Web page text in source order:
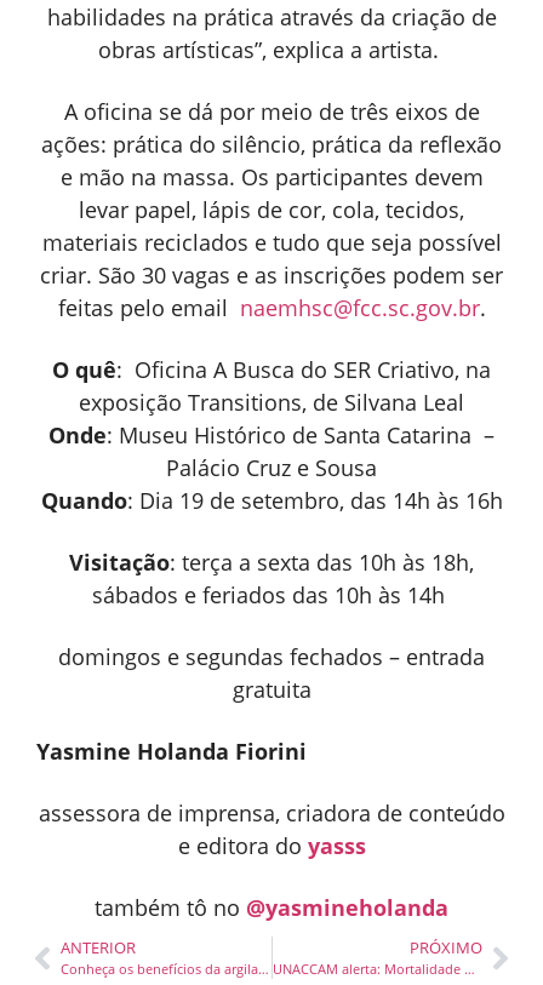
habilidades na prática através da criação de
obras artísticas”, explica a artista.
A oficina se dá por meio de três eixos de
ações: prática do silêncio, prática da reflexão
e mão na massa. Os participantes devem
levar papel, lápis de cor, cola, tecidos,
materiais reciclados e tudo que seja possível
criar. São 30 vagas e as inscrições podem ser
feitas pelo email naemhsc@fcc.sc.gov.br.
O quê: Oficina A Busca do SER Criativo, na
exposição Transitions, de Silvana Leal
Onde: Museu Histórico de Santa Catarina –
Palácio Cruz e Sousa
Quando: Dia 19 de setembro, das 14h às 16h
Visitação: terça a sexta das 10h às 18h,
sábados e feriados das 10h às 14h
domingos e segundas fechados – entrada
gratuita
Yasmine Holanda Fiorini
assessora de imprensa, criadora de conteúdo
e editora do yasss
também tô no @yasmineholanda
ANTERIOR
Conheça os benefícios da argila expandida na agricultura e construção civil
PRÓXIMO
UNACCAM alerta: Mortalidade por câncer de mama pode diminuir em até 50% com uso correto de políticas públicas